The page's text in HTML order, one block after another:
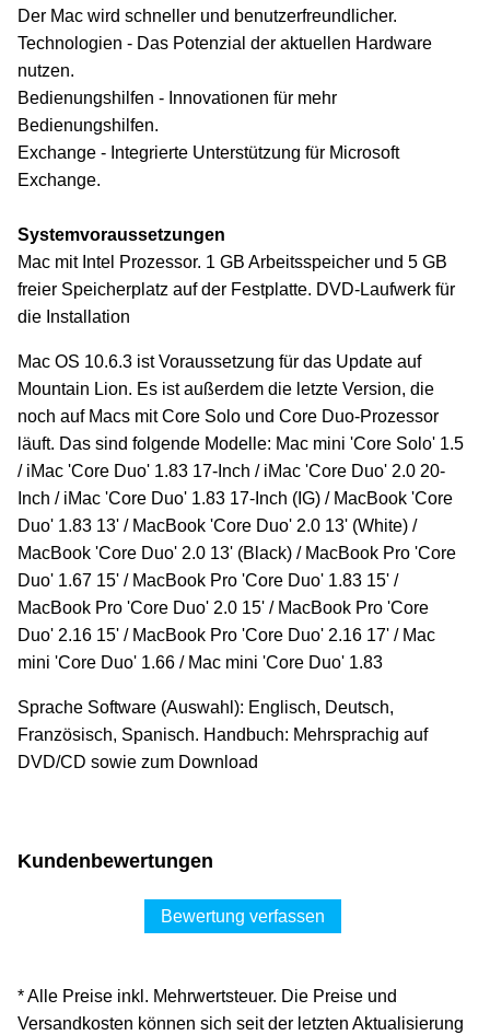
Der Mac wird schneller und benutzerfreundlicher.
Technologien - Das Potenzial der aktuellen Hardware
nutzen.
Bedienungshilfen - Innovationen für mehr
Bedienungshilfen.
Exchange - Integrierte Unterstützung für Microsoft
Exchange.
Systemvoraussetzungen
Mac mit Intel Prozessor. 1 GB Arbeitsspeicher und 5 GB
freier Speicherplatz auf der Festplatte. DVD-Laufwerk für
die Installation
Mac OS 10.6.3 ist Voraussetzung für das Update auf
Mountain Lion. Es ist außerdem die letzte Version, die
noch auf Macs mit Core Solo und Core Duo-Prozessor
läuft. Das sind folgende Modelle: Mac mini 'Core Solo' 1.5
/ iMac 'Core Duo' 1.83 17-Inch / iMac 'Core Duo' 2.0 20-
Inch / iMac 'Core Duo' 1.83 17-Inch (IG) / MacBook 'Core
Duo' 1.83 13' / MacBook 'Core Duo' 2.0 13' (White) /
MacBook 'Core Duo' 2.0 13' (Black) / MacBook Pro 'Core
Duo' 1.67 15' / MacBook Pro 'Core Duo' 1.83 15' /
MacBook Pro 'Core Duo' 2.0 15' / MacBook Pro 'Core
Duo' 2.16 15' / MacBook Pro 'Core Duo' 2.16 17' / Mac
mini 'Core Duo' 1.66 / Mac mini 'Core Duo' 1.83
Sprache Software (Auswahl): Englisch, Deutsch,
Französisch, Spanisch. Handbuch: Mehrsprachig auf
DVD/CD sowie zum Download
Kundenbewertungen
Bewertung verfassen
* Alle Preise inkl. Mehrwertsteuer. Die Preise und
Versandkosten können sich seit der letzten Aktualisierung